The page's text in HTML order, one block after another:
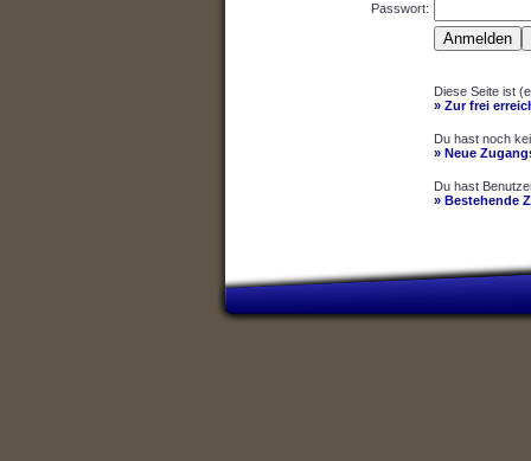
Passwort:
Diese Seite ist
» Zur frei
Du hast noch
» Neue
Du hast
» Bestehende